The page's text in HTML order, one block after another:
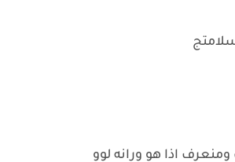
اذا هو ورانه لوو